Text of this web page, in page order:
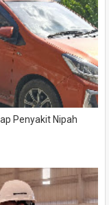
Penyakit Nipah